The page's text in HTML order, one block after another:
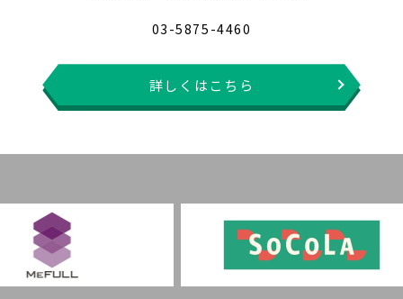
03-5875-4460
詳しくはこちら